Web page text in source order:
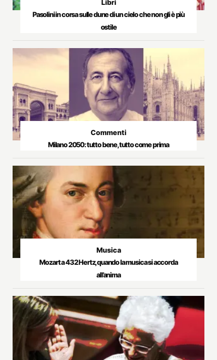
Libri
Pasolini in corsa sulle dune di un cielo che non gli è più
ostile
Commenti
Milano 2050: tutto bene, tutto come prima
Musica
Mozart a 432 Hertz, quando la musica si accorda
all’anima